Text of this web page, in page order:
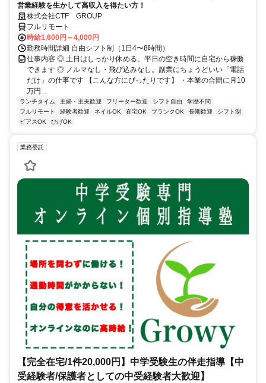
営業経験を生かして高収入を得たい方！
株式会社CTF GROUP
フルリモート
時給1,600円～4,000円
勤務時間詳細 自由シフト制（1日4〜8時間）
仕事内容 ◎ 土日はしっかり休める。平日の空き時間に自宅から稼働
できます ◎ ノルマなし・飛び込みなし。副業にちょうどいい「電話
だけ」の仕事です 【こんな方にぴったりです】 ・本業の合間に月10
万円...
ランチタイム 主婦・主夫歓迎 フリーター歓迎 シフト自由
学歴不問
フルリモート
経験者歓迎 ネイルOK 在宅OK ブランクOK 長期歓迎
シフト制
ピアスOK
ひげOK
業務委託
【完全在宅/1件20,000円】中学受験生の伴走指導【中
受経験者/保護者としての中受経験者大歓迎】